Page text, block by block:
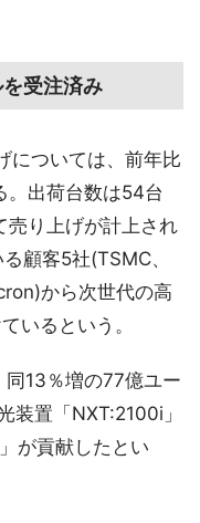
受注済み
については、前年比
。出荷台数は54台
売り上げが計上され
顧客5社(TSMC、
から次世代の高
いるという。
13％増の77億ユー
装置「NXT:2100i」
が貢献したとい